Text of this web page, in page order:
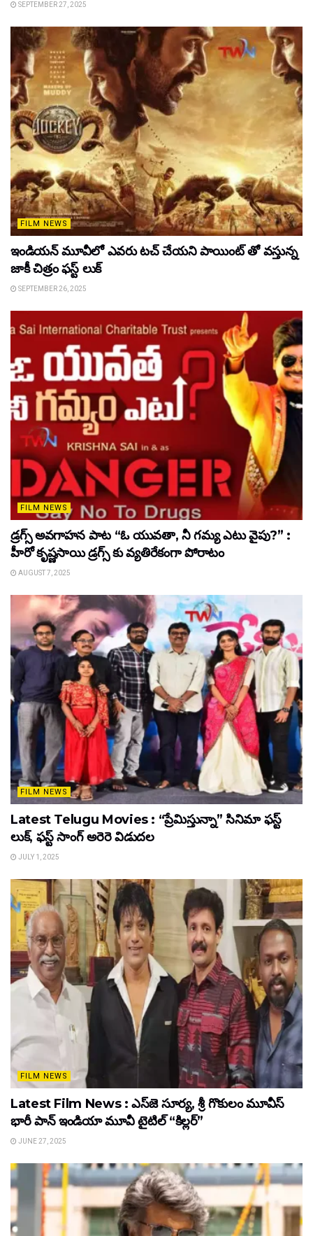
SEPTEMBER 27, 2025
FILM NEWS
ఇండియన్ మూవీలో ఎవరు టచ్ చేయని పాయింట్ తో వస్తున్న
జాకీ చిత్రం ఫస్ట్ లుక్
SEPTEMBER 26, 2025
FILM NEWS
డ్రగ్స్ అవగాహన పాట “ఓ యువతా, నీ గమ్య ఎటు వైపు?” :
హీరో కృష్ణసాయి డ్రగ్స్ కు వ్యతిరేకంగా పోరాటం
AUGUST 7, 2025
FILM NEWS
Latest Telugu Movies : “ప్రేమిస్తున్నా” సినిమా ఫస్ట్
లుక్, ఫస్ట్ సాంగ్ అరెరె విడుదల
JULY 1, 2025
FILM NEWS
Latest Film News : ఎస్‌జె సూర్య, శ్రీ గొకులం మూవీస్‌
భారీ పాన్‌ ఇండియా మూవీ టైటిల్ “కిల్లర్”
JUNE 27, 2025